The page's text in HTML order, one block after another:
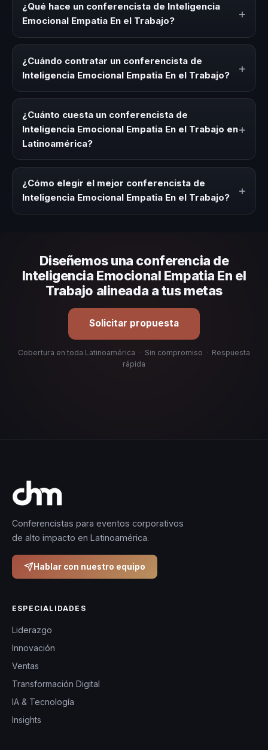
¿Qué hace un conferencista de Inteligencia
Emocional Empatia En el Trabajo?
+
Trabajo es un experto que comparte conocimiento,
estrategias y experiencias sobre este tema en eventos
corporativos, convenciones y seminarios. Su objetivo es
generar reflexión, inspiración y herramientas aplicables
¿Cuándo contratar un conferencista de
Inteligencia Emocional Empatia En el Trabajo?
+
Emocional Empatia En el Trabajo para kick-offs,
convenciones anuales, programas de desarrollo, eventos
de integración o cuando tu organización necesita
impulsar un cambio cultural relacionado con esta
temática.
¿Cuánto cuesta un conferencista de
Inteligencia Emocional Empatia En el Trabajo en
Latinoamérica?
+
modalidad (presencial o virtual) y la duración del evento.
En CHM Latinoamérica ofrecemos asesoría estratégica
sin costo y una propuesta en menos de 24 horas
adaptada a tu presupuesto.
¿Cómo elegir el mejor conferencista de
Inteligencia Emocional Empatia En el Trabajo?
+
organizacional. En CHM Latinoamérica te ayudamos con
una selección estratégica basada en estos criterios.
Diseñemos una conferencia de
Inteligencia Emocional Empatia En el
Trabajo alineada a tus metas
Solicitar propuesta
Cobertura en toda Latinoamérica · Sin compromiso · Respuesta
rápida
Conferencistas para eventos corporativos
de alto impacto en Latinoamérica.
Hablar con nuestro equipo
ESPECIALIDADES
Liderazgo
Innovación
Ventas
Transformación Digital
IA & Tecnología
Insights